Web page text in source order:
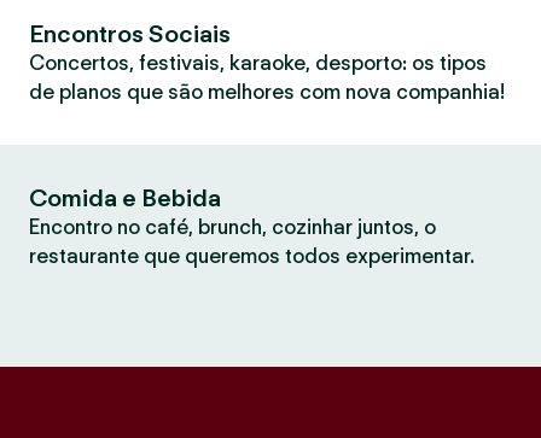
Encontros Sociais
Concertos, festivais, karaoke, desporto: os tipos
de planos que são melhores com nova companhia!
Comida e Bebida
Encontro no café, brunch, cozinhar juntos, o
restaurante que queremos todos experimentar.